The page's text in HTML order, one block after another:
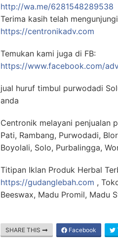
http://wa.me/6281548289538
Terima kasih telah mengunjungi
https://centronikadv.com
Temukan kami juga di FB:
https://www.facebook.com/
jual huruf timbul purwodadi
anda
Centronik melayani penjualan
Pati, Rambang, Purwodadi,
Boyolali, Solo, Purbalingga,
Titipan Iklan Produk Herbal
https://gudanglebah.com ,
Beeswax, Madu Promil, Madu
SHARE THIS Facebook